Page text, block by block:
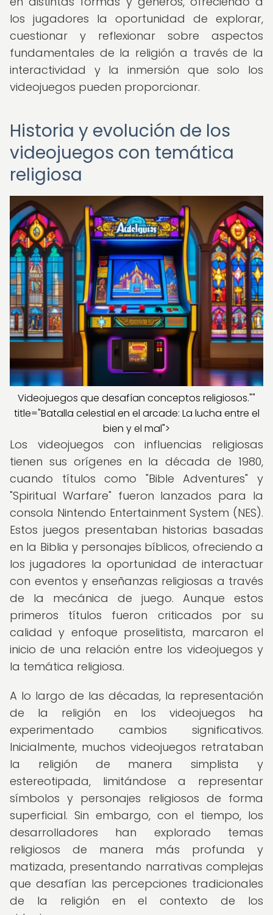
los jugadores la oportunidad de explorar,
cuestionar y reflexionar sobre aspectos
fundamentales de la religión a través de la
interactividad y la inmersión que solo los
videojuegos pueden proporcionar.
Historia y evolución de los
videojuegos con temática
religiosa
Videojuegos que desafían conceptos religiosos.""
title="Batalla celestial en el arcade: La lucha entre el
bien y el mal">
Los videojuegos con influencias religiosas
tienen sus orígenes en la década de 1980,
cuando títulos como "Bible Adventures" y
"Spiritual Warfare" fueron lanzados para la
consola Nintendo Entertainment System (NES).
Estos juegos presentaban historias basadas
en la Biblia y personajes bíblicos, ofreciendo a
los jugadores la oportunidad de interactuar
con eventos y enseñanzas religiosas a través
de la mecánica de juego. Aunque estos
primeros títulos fueron criticados por su
calidad y enfoque proselitista, marcaron el
inicio de una relación entre los videojuegos y
la temática religiosa.
A lo largo de las décadas, la representación
de la religión en los videojuegos ha
experimentado cambios significativos.
Inicialmente, muchos videojuegos retrataban
la religión de manera simplista y
estereotipada, limitándose a representar
símbolos y personajes religiosos de forma
superficial. Sin embargo, con el tiempo, los
desarrolladores han explorado temas
religiosos de manera más profunda y
matizada, presentando narrativas complejas
que desafían las percepciones tradicionales
de la religión en el contexto de los